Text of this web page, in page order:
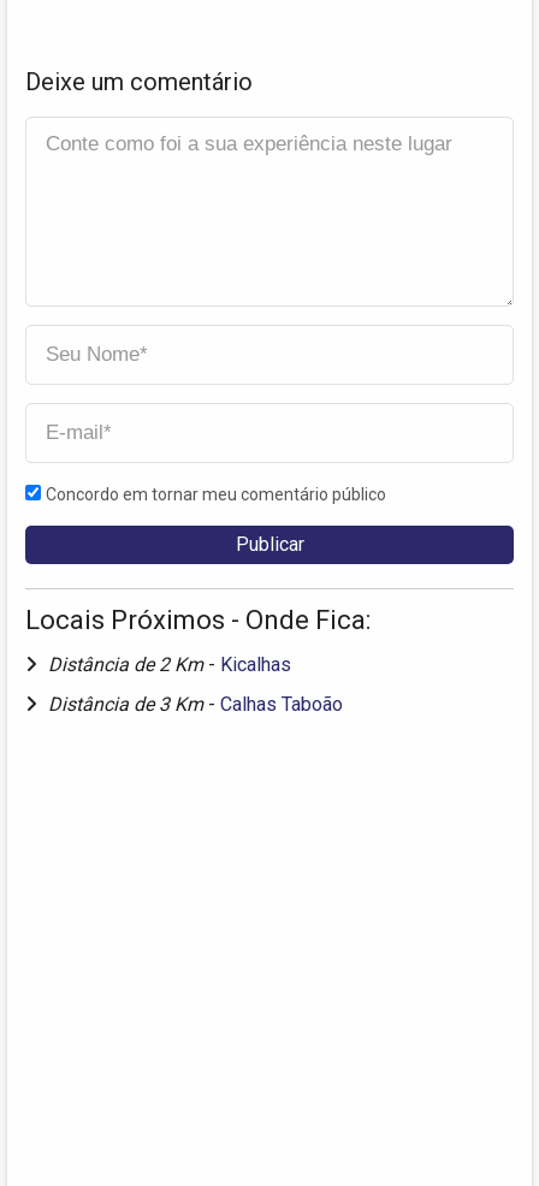
Deixe um comentário
Concordo em tornar meu comentário público
Locais Próximos - Onde Fica:
Distância de 2 Km - Kicalhas
Distância de 3 Km - Calhas Taboão